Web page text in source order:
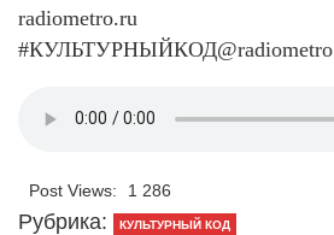
radiometro.ru
#КУЛЬТУРНЫЙКОД@radiometro
Post Views: 1 286
Рубрика: КУЛЬТУРНЫЙ КОД